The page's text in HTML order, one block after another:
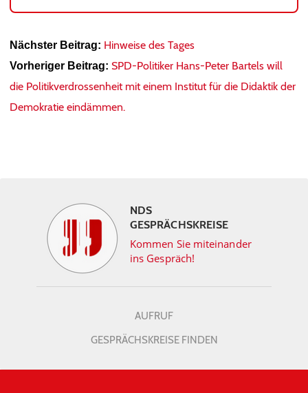
Nächster Beitrag: Hinweise des Tages
Vorheriger Beitrag: SPD-Politiker Hans-Peter Bartels will
die Politikverdrossenheit mit einem Institut für die Didaktik der
Demokratie eindämmen.
NDS
GESPRÄCHSKREISE
Kommen Sie miteinander
ins Gespräch!
AUFRUF
GESPRÄCHSKREISE FINDEN